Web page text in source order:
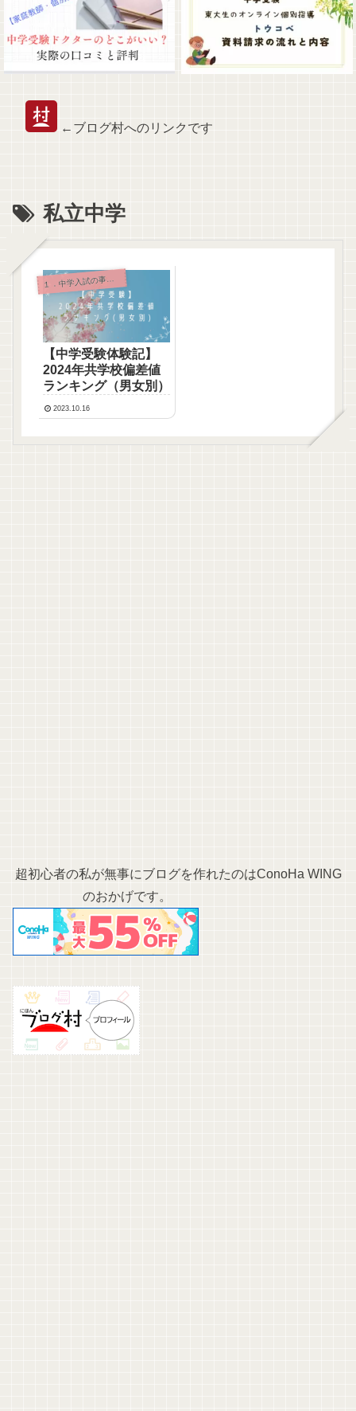
←ブログ村へのリンクです
私立中学
１．中学入試の事前準備と持ち物
【中学受験体験記】
2024年共学校偏差値
ランキング（男女別）
2023.10.16
超初心者の私が無事にブログを作れたのはConoHa WING
のおかげです。